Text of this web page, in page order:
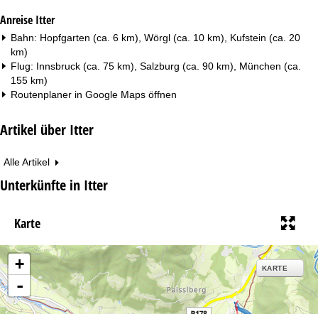
Anreise Itter
Bahn: Hopfgarten (ca. 6 km), Wörgl (ca. 10 km), Kufstein (ca. 20
km)
Flug: Innsbruck (ca. 75 km), Salzburg (ca. 90 km), München (ca.
155 km)
Routenplaner in Google Maps öffnen
Artikel über Itter
Alle Artikel
Unterkünfte in Itter
Karte
+
-
KARTE